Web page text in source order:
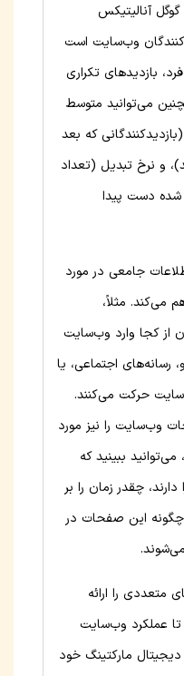
آنالیتیکس
وب‌سایت است
بازدیدهای تکراری
می‌توانید متوسط
که بعد
و نرخ تبدیل (تعداد
شده دست پیدا
جامعی در مورد
می‌کند. مثلاً،
از کجا وارد وب‌سایت
رسانه‌های اجتماعی، یا
حرکت می‌کنند.
وب‌سایت را نیز مورد
ببینید که
چقدر زمان را بر
این صفحات در
متعددی را ارائه
عملکرد وب‌سایت
مارکتینگ خود